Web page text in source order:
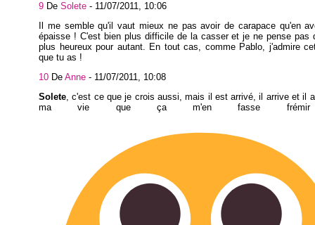
9 De Solete - 11/07/2011, 10:06
Il me semble qu'il vaut mieux ne pas avoir de carapace qu'en
épaisse ! C'est bien plus difficile de la casser et je ne pense pas
plus heureux pour autant. En tout cas, comme Pablo, j'admire
que tu as !
10 De Anne - 11/07/2011, 10:08
Solete , c'est ce que je crois aussi, mais il est arrivé, il arrive et il
ma vie que ça m'en fasse frémir